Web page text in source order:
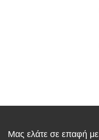
Μας ελάτε σε επαφή με